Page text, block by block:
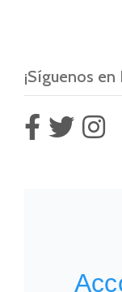
¡Síguenos en